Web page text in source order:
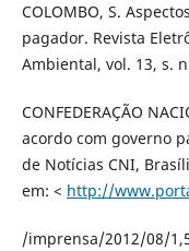
COLOMBO, S.
pagador. Revista
Ambiental, vol. 13, s.
CONFEDERAÇÃO
acordo com governo
de Notícias CNI,
em: < http://
/imprensa/2012/08/